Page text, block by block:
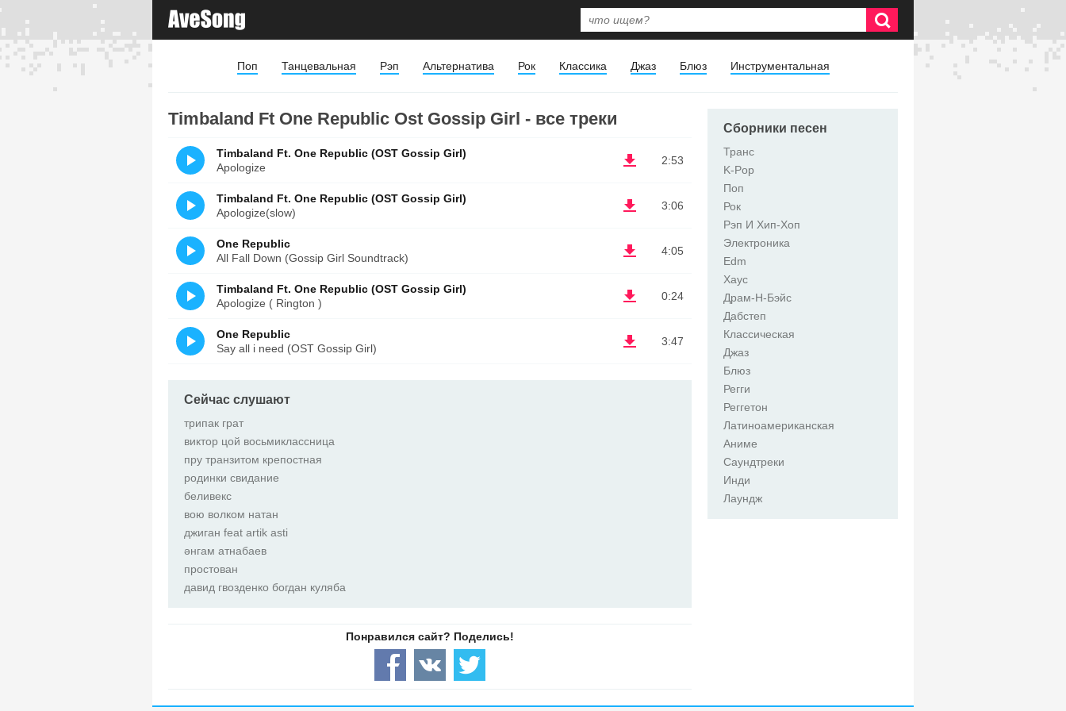
Поп Танцевальная Рэп Альтернатива Рок Классика Джаз Блюз Инструментальная
Timbaland Ft One Republic Ost Gossip Girl - все треки
2:53
Timbaland Ft. One Republic (OST Gossip Girl)
Apologize
3:06
Timbaland Ft. One Republic (OST Gossip Girl)
Apologize(slow)
4:05
One Republic
All Fall Down (Gossip Girl Soundtrack)
0:24
Timbaland Ft. One Republic (OST Gossip Girl)
Apologize ( Rington )
3:47
One Republic
Say all i need (OST Gossip Girl)
Сейчас слушают
трипак грат
виктор цой восьмиклассница
пру транзитом крепостная
родинки свидание
беливекс
вою волком натан
джиган feat artik asti
әнгам атнабаев
простован
давид гвозденко богдан куляба
Сборники песен
Транс
K-Pop
Поп
Рок
Рэп И Хип-Хоп
Электроника
Edm
Хаус
Драм-Н-Бэйс
Дабстеп
Классическая
Джаз
Блюз
Регги
Реггетон
Латиноамериканская
Аниме
Саундтреки
Инди
Лаундж